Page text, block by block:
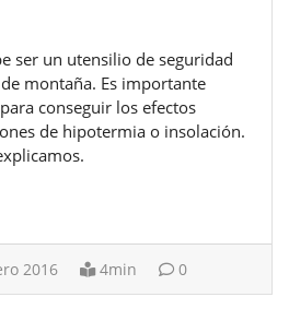
ser un utensilio de seguridad
montaña. Es importante
conseguir los efectos
de hipotermia o insolación.
2016 4min 0